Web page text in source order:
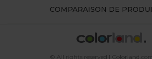
COMPARAISON DE
© All rights reserved |